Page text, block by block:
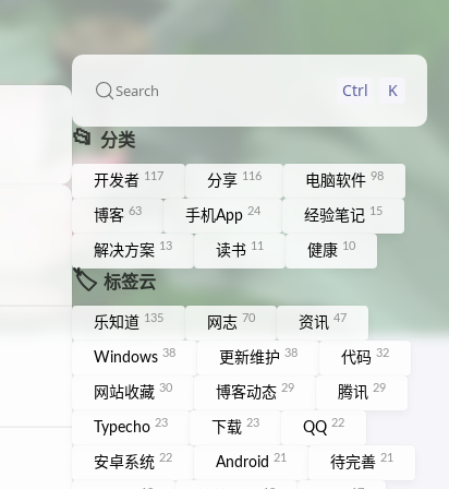
Search Ctrl K
📂 分类
开发者 117 分享 116 电脑软件 98
博客 63 手机App 24 经验笔记 15
解决方案 13 读书 11 健康 10
🏷️ 标签云
乐知道 135 网志 70 资讯 47
Windows 38 更新维护 38 代码 32
网站收藏 30 博客动态 29 腾讯 29
Typecho 23 下载 23 QQ 22
安卓系统 22 Android 21 待完善 21